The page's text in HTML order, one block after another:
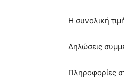
Η συνολική
Δηλώσεις
Πληροφορίες